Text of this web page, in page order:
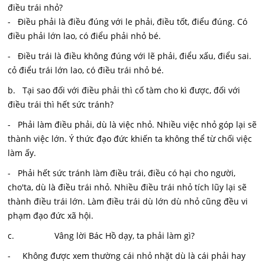
điều trái nhỏ?
- Điều phải là điều đúng với le phải, điều tốt, điểu đúng. Có
điều phải lớn lao, có điểu phải nhỏ bé.
- Điều trái là điều không đúng với lẽ phải, điểu xấu, điểu sai.
cỏ điểu trái lớn lao, có điều trái nhỏ bé.
b. Tại sao đối với điều phải thì cố tàm cho kì được, đối với
điều trái thì hết sức tránh?
- Phải làm điều phải, dù là việc nhỏ. Nhiều việc nhỏ góp lại sẽ
thành việc lớn. Ý thức đạo đức khiến ta không thể từ chối việc
làm ấy.
- Phải hết sức tránh làm điều trái, điều có hại cho người,
cho'ta, dù là điều trái nhỏ. Nhiều điều trái nhỏ tích lũy lại sẽ
thành điều trái lớn. Làm điều trái dù lớn dù nhỏ cũng đều vi
phạm đạo đức xã hội.
c. Vâng lời Bác Hồ dạy, ta phải làm gì?
- Không được xem thường cái nhỏ nhặt dù là cái phải hay